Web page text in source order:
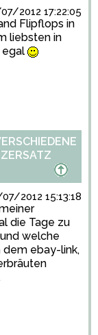
2012 17:22:05
Flipflops in
liebsten in
egal
2012 15:13:18
die Tage zu
welche
dem ebay-link,